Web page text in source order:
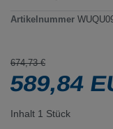
Artikelnummer
674,73 €
589,84
Inhalt 1 Stück